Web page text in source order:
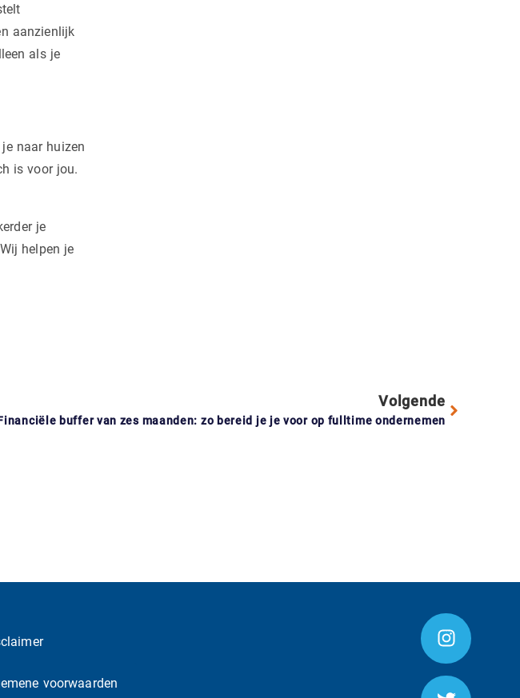
aanzienlijk
als je
naar huizen
is voor jou.
je
helpen je
Volgende
buffer van zes maanden: zo bereid je je voor op fulltime ondernemen
voorwaarden